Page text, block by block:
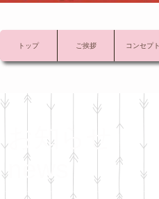
トップ ご挨拶 コンセプト
お知らせ
news